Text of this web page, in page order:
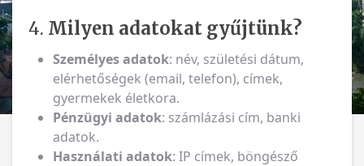
4. Milyen adatokat gyűjtünk?
Személyes adatok: név, születési dátum,
elérhetőségek (email, telefon), címek,
gyermekek életkora.
Pénzügyi adatok: számlázási cím, banki
adatok.
Használati adatok: IP címek, böngésző